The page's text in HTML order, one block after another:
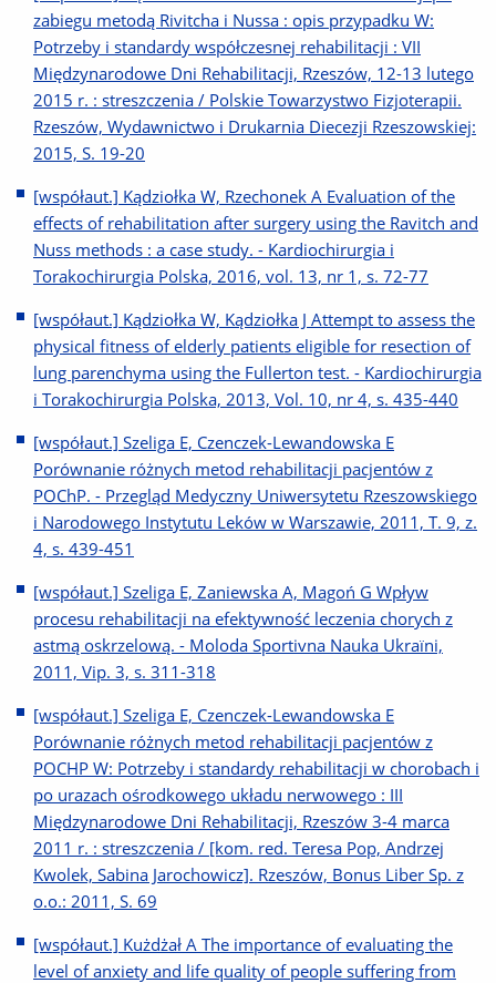
zabiegu metodą Rivitcha i Nussa : opis przypadku W:
Potrzeby i standardy współczesnej rehabilitacji : VII
Międzynarodowe Dni Rehabilitacji, Rzeszów, 12-13 lutego
2015 r. : streszczenia / Polskie Towarzystwo Fizjoterapii.
Rzeszów, Wydawnictwo i Drukarnia Diecezji Rzeszowskiej:
2015, S. 19-20
[współaut.] Kądziołka W, Rzechonek A Evaluation of the
effects of rehabilitation after surgery using the Ravitch and
Nuss methods : a case study. - Kardiochirurgia i
Torakochirurgia Polska, 2016, vol. 13, nr 1, s. 72-77
[współaut.] Kądziołka W, Kądziołka J Attempt to assess the
physical fitness of elderly patients eligible for resection of
lung parenchyma using the Fullerton test. - Kardiochirurgia
i Torakochirurgia Polska, 2013, Vol. 10, nr 4, s. 435-440
[współaut.] Szeliga E, Czenczek-Lewandowska E
Porównanie różnych metod rehabilitacji pacjentów z
POChP. - Przegląd Medyczny Uniwersytetu Rzeszowskiego
i Narodowego Instytutu Leków w Warszawie, 2011, T. 9, z.
4, s. 439-451
[współaut.] Szeliga E, Zaniewska A, Magoń G Wpływ
procesu rehabilitacji na efektywność leczenia chorych z
astmą oskrzelową. - Moloda Sportivna Nauka Ukraïni,
2011, Vip. 3, s. 311-318
[współaut.] Szeliga E, Czenczek-Lewandowska E
Porównanie różnych metod rehabilitacji pacjentów z
POCHP W: Potrzeby i standardy rehabilitacji w chorobach i
po urazach ośrodkowego układu nerwowego : III
Międzynarodowe Dni Rehabilitacji, Rzeszów 3-4 marca
2011 r. : streszczenia / [kom. red. Teresa Pop, Andrzej
Kwolek, Sabina Jarochowicz]. Rzeszów, Bonus Liber Sp. z
o.o.: 2011, S. 69
[współaut.] Kużdżał A The importance of evaluating the
level of anxiety and life quality of people suffering from